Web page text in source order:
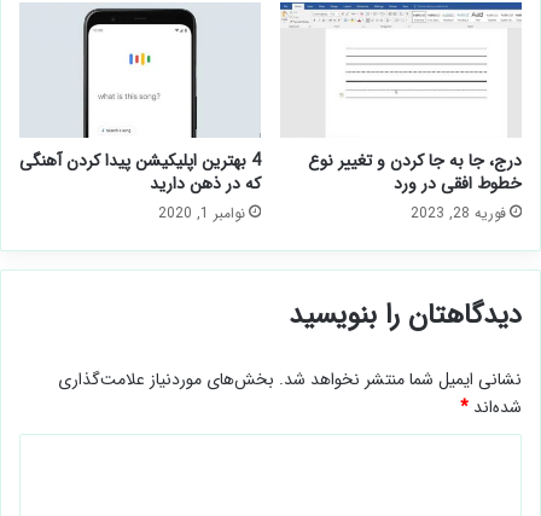
درج، جا به جا کردن و تغییر نوع
خطوط افقی در ورد
فوریه 28, 2023
4 بهترین اپلیکیشن پیدا کردن آهنگی
که در ذهن دارید
نوامبر 1, 2020
دیدگاهتان را بنویسید
نشانی ایمیل شما منتشر نخواهد شد. بخش‌های موردنیاز علامت‌گذاری
شده‌اند *